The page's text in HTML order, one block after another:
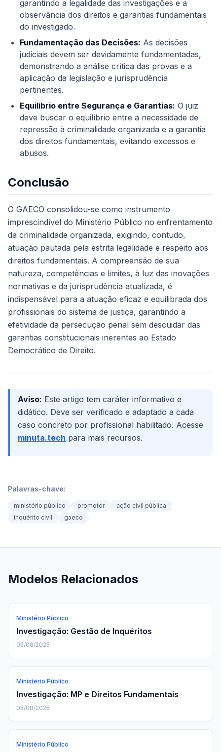
garantindo a legalidade das investigações e a
observância dos direitos e garantias fundamentais
do investigado.
Fundamentação das Decisões: As decisões
judiciais devem ser devidamente fundamentadas,
demonstrando a análise crítica das provas e a
aplicação da legislação e jurisprudência
pertinentes.
Equilíbrio entre Segurança e Garantias: O juiz
deve buscar o equilíbrio entre a necessidade de
repressão à criminalidade organizada e a garantia
dos direitos fundamentais, evitando excessos e
abusos.
Conclusão
O GAECO consolidou-se como instrumento
imprescindível do Ministério Público no enfrentamento
da criminalidade organizada, exigindo, contudo,
atuação pautada pela estrita legalidade e respeito aos
direitos fundamentais. A compreensão de sua
natureza, competências e limites, à luz das inovações
normativas e da jurisprudência atualizada, é
indispensável para a atuação eficaz e equilibrada dos
profissionais do sistema de justiça, garantindo a
efetividade da persecução penal sem descuidar das
garantias constitucionais inerentes ao Estado
Democrático de Direito.
Aviso: Este artigo tem caráter informativo e
didático. Deve ser verificado e adaptado a cada
caso concreto por profissional habilitado. Acesse
minuta.tech para mais recursos.
Palavras-chave:
ministério público promotor
ação civil pública
inquérito civil
gaeco
Modelos Relacionados
Ministério Público
Investigação: Gestão de Inquéritos
05/08/2025
Ministério Público
Investigação: MP e Direitos Fundamentais
05/08/2025
Ministério Público